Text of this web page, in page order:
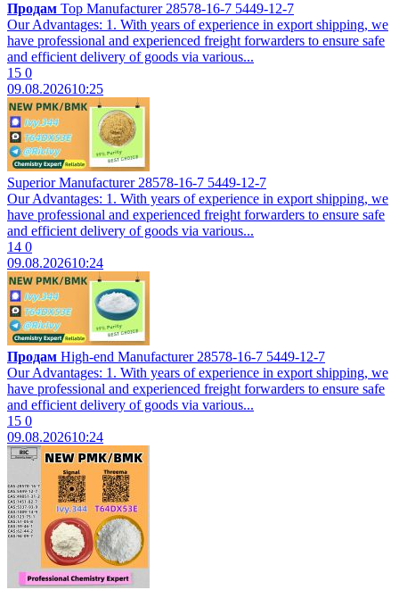
Продам Top Manufacturer 28578-16-7 5449-12-7
Our Advantages: 1. With years of experience in export shipping, we
have professional and experienced freight forwarders to ensure safe
and efficient delivery of goods via various...
15 0
09.08.202610:25
Superior Manufacturer 28578-16-7 5449-12-7
Our Advantages: 1. With years of experience in export shipping, we
have professional and experienced freight forwarders to ensure safe
and efficient delivery of goods via various...
14 0
09.08.202610:24
Продам High-end Manufacturer 28578-16-7 5449-12-7
Our Advantages: 1. With years of experience in export shipping, we
have professional and experienced freight forwarders to ensure safe
and efficient delivery of goods via various...
15 0
09.08.202610:24